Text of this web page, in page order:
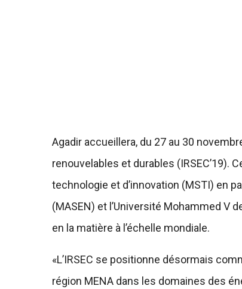
Agadir accueillera, du 27 au 30
renouvelables et durables (IRSEC’19).
technologie et d’innovation (MSTI) en
(MASEN) et l’Université Mohammed V
en la matière à l’échelle mondiale.
«L’IRSEC se positionne désormais
région MENA dans les domaines des